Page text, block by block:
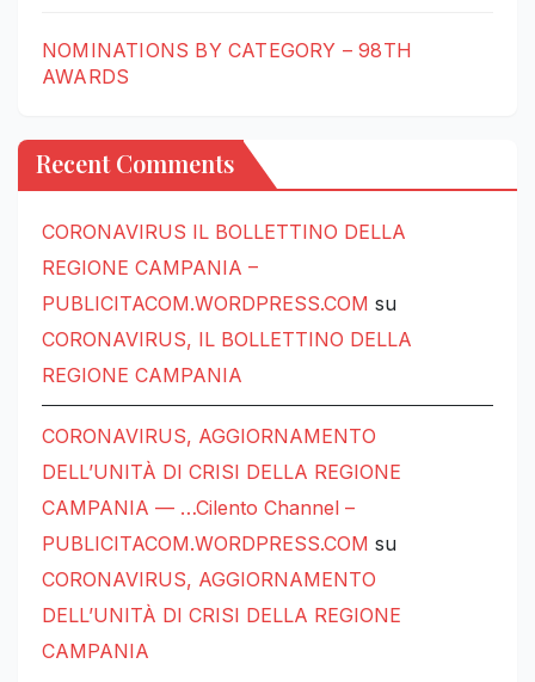
NOMINATIONS BY CATEGORY – 98TH
AWARDS
Recent Comments
CORONAVIRUS IL BOLLETTINO DELLA
REGIONE CAMPANIA –
PUBLICITACOM.WORDPRESS.COM su
CORONAVIRUS, IL BOLLETTINO DELLA
REGIONE CAMPANIA
CORONAVIRUS, AGGIORNAMENTO
DELL’UNITÀ DI CRISI DELLA REGIONE
CAMPANIA — …Cilento Channel –
PUBLICITACOM.WORDPRESS.COM su
CORONAVIRUS, AGGIORNAMENTO
DELL’UNITÀ DI CRISI DELLA REGIONE
CAMPANIA